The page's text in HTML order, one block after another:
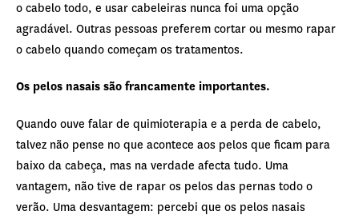
o cabelo todo, e usar cabeleiras nunca foi uma opção
agradável. Outras pessoas preferem cortar ou mesmo rapar
o cabelo quando começam os tratamentos.
Os pelos nasais são francamente importantes.
Quando ouve falar de quimioterapia e a perda de cabelo,
talvez não pense no que acontece aos pelos que ficam para
baixo da cabeça, mas na verdade afecta tudo. Uma
vantagem, não tive de rapar os pelos das pernas todo o
verão. Uma desvantagem: percebi que os pelos nasais